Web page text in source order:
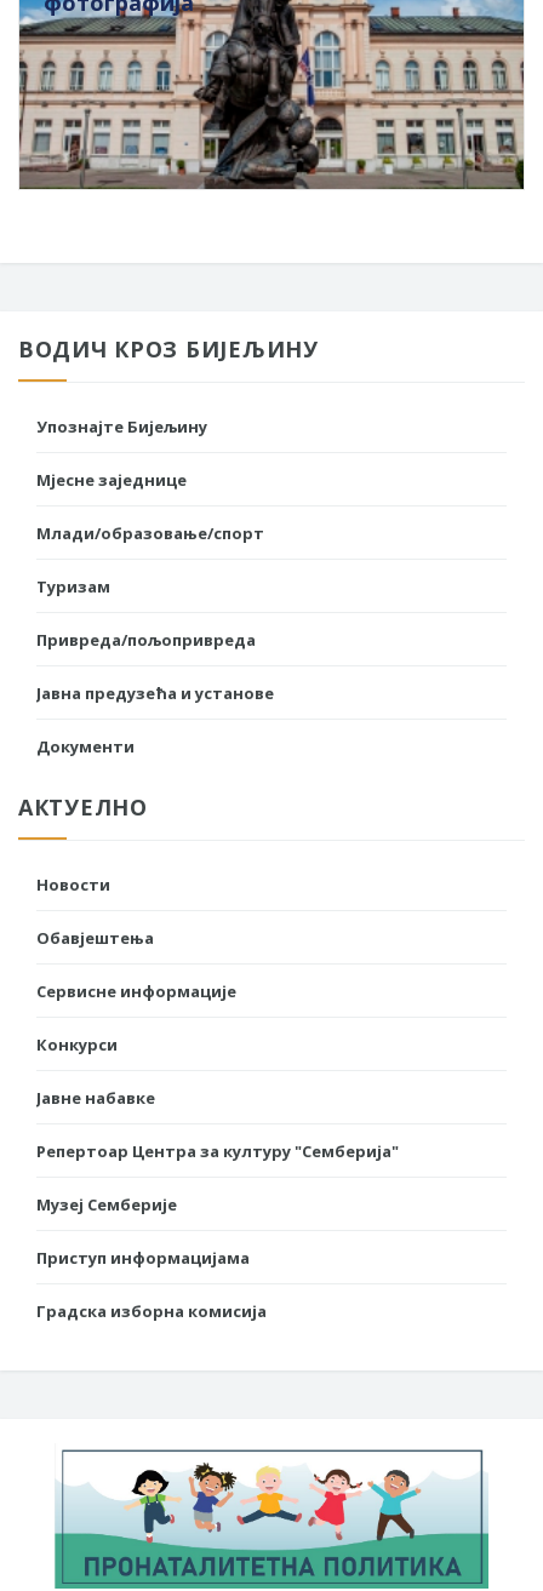
ВОДИЧ КРОЗ БИЈЕЉИНУ
Упознајте Бијељину
Мјесне заједнице
Млади/образовање/спорт
Туризам
Привреда/пољопривреда
Јавна предузећа и установе
Документи
АКТУЕЛНО
Новости
Обавјештења
Сервисне информације
Конкурси
Јавне набавке
Репертоар Центра за културу "Семберија"
Музеј Семберије
Приступ информацијама
Градска изборна комисија